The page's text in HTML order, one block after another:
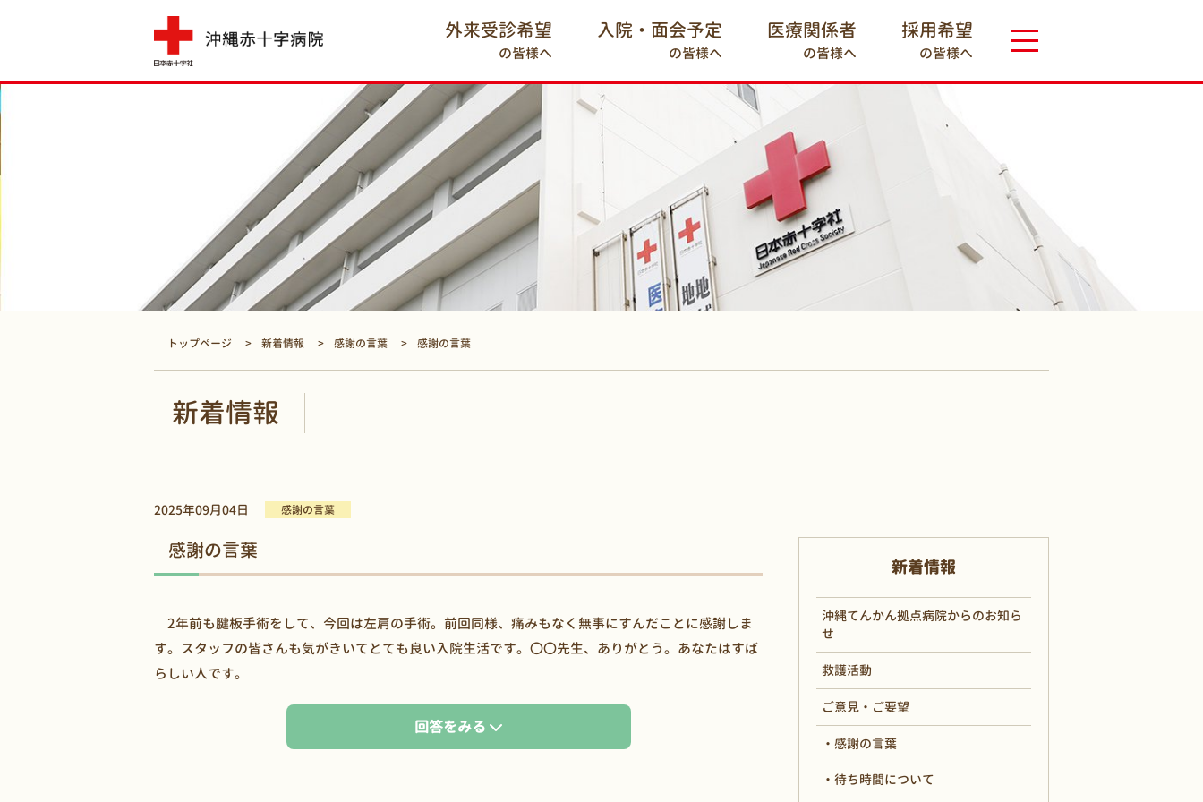
外来受診希望
の皆様へ
入院・面会予定
の皆様へ
医療関係者
の皆様へ
採用希望
の皆様へ
トップページ 新着情報 感謝の言葉 感謝の言葉
新着情報
2025年09月04日 感謝の言葉
感謝の言葉
2年前も腱板手術をして、今回は左肩の手術。前回同様、痛みもなく無事にすんだことに感謝しま
す。スタッフの皆さんも気がきいてとても良い入院生活です。〇〇先生、ありがとう。あなたはすば
らしい人です。
回答をみる
新着情報
沖縄てんかん拠点病院からのお知ら
せ
救護活動
ご意見・ご要望
感謝の言葉
待ち時間について